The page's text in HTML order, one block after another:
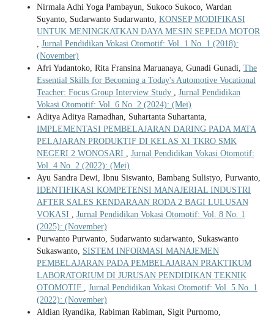
Nirmala Adhi Yoga Pambayun, Sukoco Sukoco, Wardan
Suyanto, Sudarwanto Sudarwanto, KONSEP MODIFIKASI
UNTUK MENINGKATKAN DAYA MESIN SEPEDA MOTOR
, Jurnal Pendidikan Vokasi Otomotif: Vol. 1 No. 1 (2018):
(November)
Afri Yudantoko, Rita Fransina Maruanaya, Gunadi Gunadi, The
Essential Skills for Becoming a Today's Automotive Vocational
Teacher: Focus Group Interview Study , Jurnal Pendidikan
Vokasi Otomotif: Vol. 6 No. 2 (2024): (Mei)
Aditya Aditya Ramadhan, Suhartanta Suhartanta,
IMPLEMENTASI PEMBELAJARAN DARING PADA MATA
PELAJARAN PRODUKTIF DI KELAS XI TKRO SMK
NEGERI 2 WONOSARI , Jurnal Pendidikan Vokasi Otomotif:
Vol. 4 No. 2 (2022): (Mei)
Ayu Sandra Dewi, Ibnu Siswanto, Bambang Sulistyo, Purwanto,
IDENTIFIKASI KOMPETENSI MANAJERIAL INDUSTRI
AFTER SALES KENDARAAN RODA 2 BAGI LULUSAN
VOKASI , Jurnal Pendidikan Vokasi Otomotif: Vol. 8 No. 1
(2025): (November)
Purwanto Purwanto, Sudarwanto sudarwanto, Sukaswanto
Sukaswanto, SISTEM INFORMASI MANAJEMEN
PEMBELAJARAN PADA PEMBELAJARAN PRAKTIKUM
LABORATORIUM DI JURUSAN PENDIDIKAN TEKNIK
OTOMOTIF , Jurnal Pendidikan Vokasi Otomotif: Vol. 5 No. 1
(2022): (November)
Aldian Ryandika, Rabiman Rabiman, Sigit Purnomo,